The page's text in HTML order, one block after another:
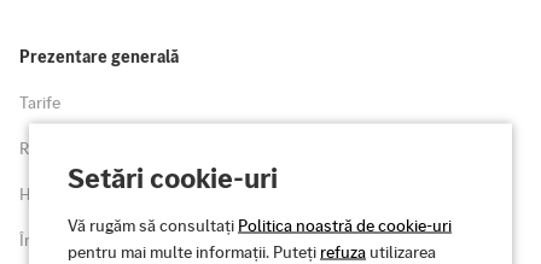
Prezentare generală
Tarife
Repere
Hartă
Înregistrare
Setări cookie-uri
Vă rugăm să consultați Politica noastră de cookie-uri
pentru mai multe informații. Puteți refuza utilizarea